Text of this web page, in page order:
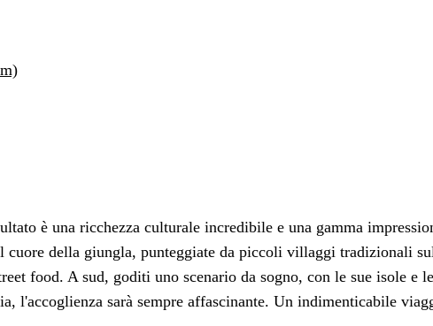
è una ricchezza culturale incredibile e una gamma
cuore della giungla, punteggiate da piccoli villaggi tradizionali
food. A sud, goditi uno scenario da sogno, con le sue isole e
l'accoglienza sarà sempre affascinante. Un indimenticabile